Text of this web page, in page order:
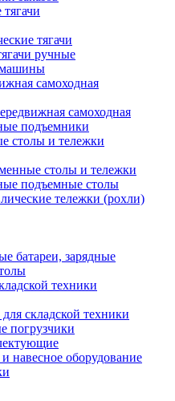
тягачи
ручные
самоходная
самоходная
подъемники
столы и тележки
столы и тележки
подъемные столы
тележки (рохли)
батареи, зарядные
техники
для складской техники
погрузчики
навесное оборудование